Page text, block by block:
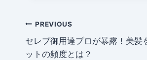
Post
navigation
PREVIOUS
セレブ御用達プロが暴露！美髪
ットの頻度とは？